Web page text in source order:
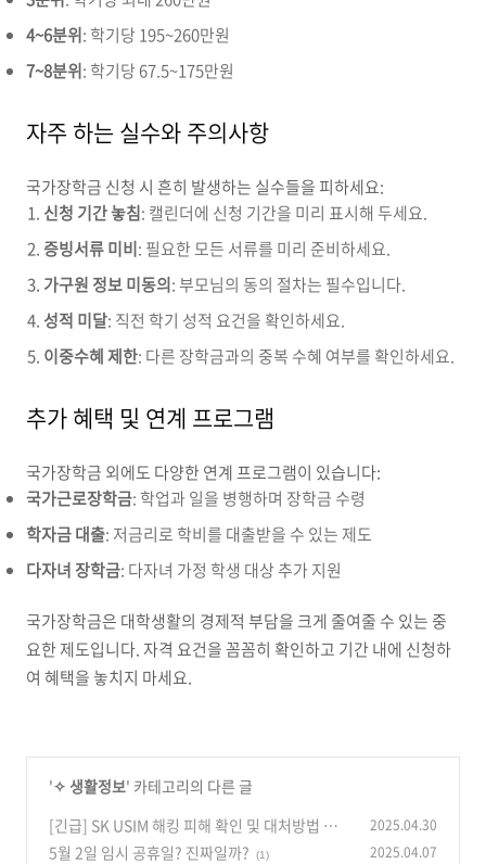
4~6분위: 학기당 195~260만원
7~8분위: 학기당 67.5~175만원
자주 하는 실수와 주의사항
국가장학금 신청 시 흔히 발생하는 실수들을 피하세요:
신청 기간 놓침: 캘린더에 신청 기간을 미리 표시해 두세요.
증빙서류 미비: 필요한 모든 서류를 미리 준비하세요.
가구원 정보 미동의: 부모님의 동의 절차는 필수입니다.
성적 미달: 직전 학기 성적 요건을 확인하세요.
이중수혜 제한: 다른 장학금과의 중복 수혜 여부를 확인하세요.
추가 혜택 및 연계 프로그램
국가장학금 외에도 다양한 연계 프로그램이 있습니다:
국가근로장학금: 학업과 일을 병행하며 장학금 수령
학자금 대출: 저금리로 학비를 대출받을 수 있는 제도
다자녀 장학금: 다자녀 가정 학생 대상 추가 지원
국가장학금은 대학생활의 경제적 부담을 크게 줄여줄 수 있는 중
요한 제도입니다. 자격 요건을 꼼꼼히 확인하고 기간 내에 신청하
여 혜택을 놓치지 마세요.
'✧ 생활정보' 카테고리의 다른 글
[긴급] SK USIM 해킹 피해 확인 및 대처방법 총
정리 - 개인정보 보호를 위한 필수 가이드
2025.04.30
5월 2일 임시 공휴일? 진짜일까? (1) 2025.04.07